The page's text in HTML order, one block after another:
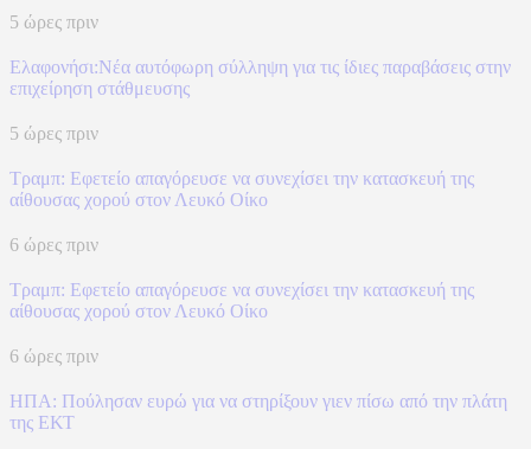
5 ώρες πριν
Ελαφονήσι:Νέα αυτόφωρη σύλληψη για τις ίδιες παραβάσεις στην
επιχείρηση στάθμευσης
5 ώρες πριν
Τραμπ: Εφετείο απαγόρευσε να συνεχίσει την κατασκευή της
αίθουσας χορού στον Λευκό Οίκο
6 ώρες πριν
Τραμπ: Εφετείο απαγόρευσε να συνεχίσει την κατασκευή της
αίθουσας χορού στον Λευκό Οίκο
6 ώρες πριν
ΗΠΑ: Πούλησαν ευρώ για να στηρίξουν γιεν πίσω από την πλάτη
της ΕΚΤ